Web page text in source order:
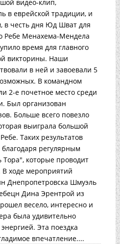
видео-клип,
в еврейской традиции, и
в честь дня Юд Шват для
Ребе Менахема-Мендела
время для главного
викторины. Наши
в ней и завоевали 5
В командном
2-е почетное место среди
Был организован
Больше всего повезло
выиграла большой
Таких результатов
регулярным
Тора", которые проводит
ходе мероприятий
Днепропетровска Шмуэль
Дина Эрентрой из
весело, интересно и
была удивительно
Эта поездка
впечатление....